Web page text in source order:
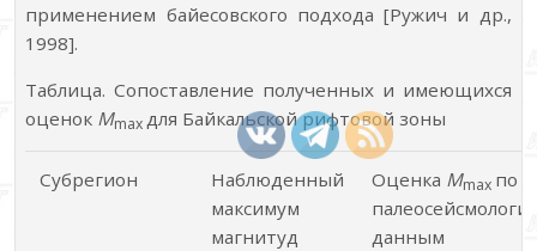
применением байесовского подхода [Ружич и др.,
1998].
Таблица. Сопоставление полученных и имеющихся
оценок Mmaxдля Байкальской рифтовой зоны
Субрегион
Наблюденный
максимум
магнитуд
Оценка Mmax по
данным